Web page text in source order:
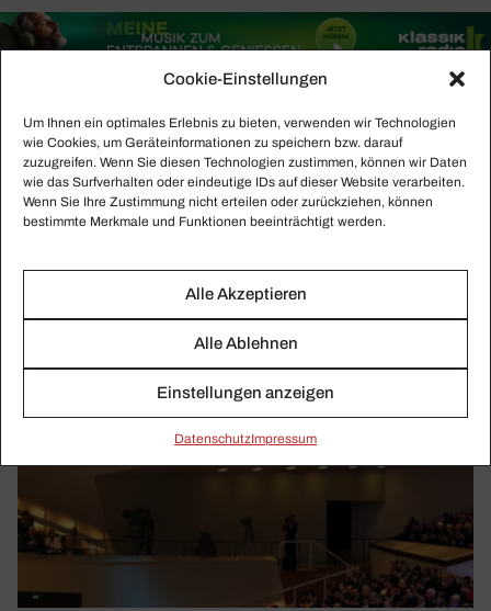
Cookie-Einstellungen
Um Ihnen ein optimales Erlebnis zu bieten, verwenden wir Technologien
wie Cookies, um Geräteinformationen zu speichern bzw. darauf
zuzugreifen. Wenn Sie diesen Technologien zustimmen, können wir Daten
wie das Surfverhalten oder eindeutige IDs auf dieser Website verarbeiten.
Wenn Sie Ihre Zustimmung nicht erteilen oder zurückziehen, können
bestimmte Merkmale und Funktionen beeinträchtigt werden.
Alle Akzeptieren
Alle Ablehnen
Einstellungen anzeigen
Daten­schutzImpressum